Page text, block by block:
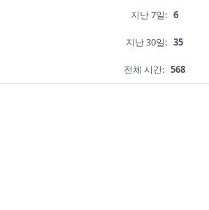
지난 7일: 6
지난 30일: 35
전체 시간: 568